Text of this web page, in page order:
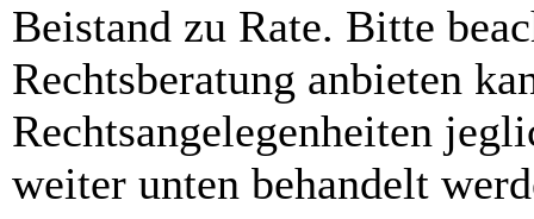
Beistand zu Rate. Bitte
Rechtsberatung anbieten
Rechtsangelegenheiten
weiter unten behandelt